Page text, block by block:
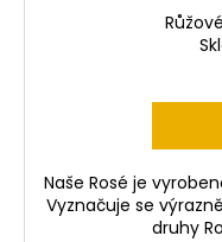
Naše Rosé je
Vyznačuje se
druhy